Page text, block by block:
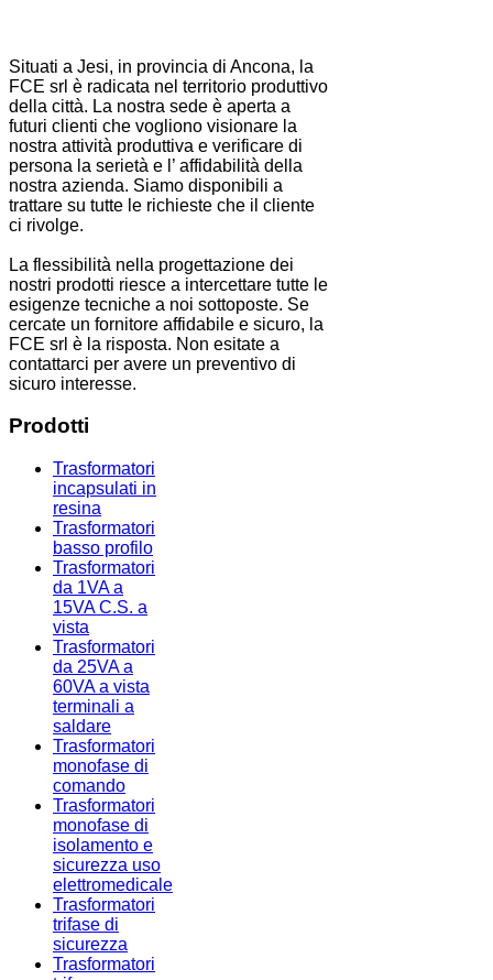
Situati a Jesi, in provincia di Ancona, la
FCE srl è radicata nel territorio produttivo
della città. La nostra sede è aperta a
futuri clienti che vogliono visionare la
nostra attività produttiva e verificare di
persona la serietà e l’ affidabilità della
nostra azienda. Siamo disponibili a
trattare su tutte le richieste che il cliente
ci rivolge.
La flessibilità nella progettazione dei
nostri prodotti riesce a intercettare tutte le
esigenze tecniche a noi sottoposte. Se
cercate un fornitore affidabile e sicuro, la
FCE srl è la risposta. Non esitate a
contattarci per avere un preventivo di
sicuro interesse.
Prodotti
Trasformatori
incapsulati in
resina
Trasformatori
basso profilo
Trasformatori
da 1VA a
15VA C.S. a
vista
Trasformatori
da 25VA a
60VA a vista
terminali a
saldare
Trasformatori
monofase di
comando
Trasformatori
monofase di
isolamento e
sicurezza uso
elettromedicale
Trasformatori
trifase di
sicurezza
Trasformatori